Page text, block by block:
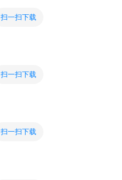
扫一扫下载
扫一扫下载
扫一扫下载